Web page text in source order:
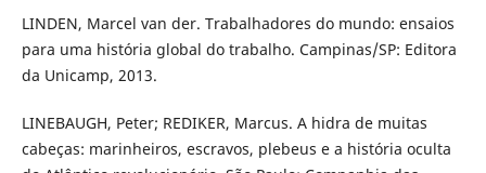
LINDEN, Marcel van der. Trabalhadores do mundo: ensaios
para uma história global do trabalho. Campinas/SP: Editora
da Unicamp, 2013.
LINEBAUGH, Peter; REDIKER, Marcus. A hidra de muitas
cabeças: marinheiros, escravos, plebeus e a história oculta